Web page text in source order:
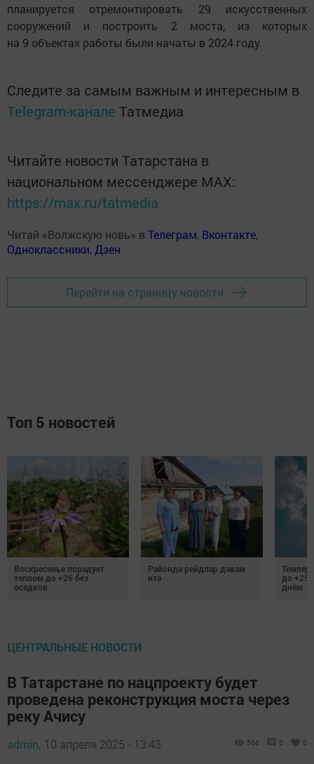
планируется отремонтировать 29 искусственных
сооружений и построить 2 моста, из которых
на 9 объектах работы были начаты в 2024 году.
Следите за самым важным и интересным в
Telegram-канале Татмедиа
Читайте новости Татарстана в
национальном мессенджере MАХ:
https://max.ru/tatmedia
Читай «Волжскую новь» в Телеграм, Вконтакте,
Одноклассники, Дзен
Перейти на страницу новости
Топ 5 новостей
Воскресенье порадует
теплом до +26 без
осадков
Районда рейдлар дәвам
итә
до +25
днём
ЦЕНТРАЛЬНЫЕ НОВОСТИ
В Татарстане по нацпроекту будет
проведена реконструкция моста через
реку Ачису
admin, 10 апреля 2025 - 13:43 568 0 0